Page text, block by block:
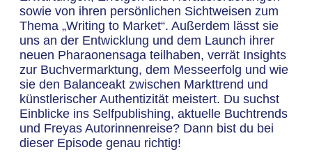
sowie von ihren persönlichen Sichtweisen zum
Thema „Writing to Market“. Außerdem lässt sie
uns an der Entwicklung und dem Launch ihrer
neuen Pharaonensaga teilhaben, verrät Insights
zur Buchvermarktung, dem Messeerfolg und wie
sie den Balanceakt zwischen Markttrend und
künstlerischer Authentizität meistert. Du suchst
Einblicke ins Selfpublishing, aktuelle Buchtrends
und Freyas Autorinnenreise? Dann bist du bei
dieser Episode genau richtig!